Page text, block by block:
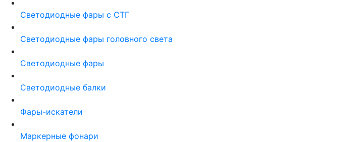
Светодиодные фары с СТГ
Светодиодные фары головного света
Светодиодные фары
Светодиодные балки
Фары-искатели
Маркерные фонари